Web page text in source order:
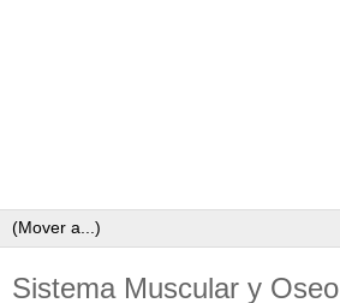
Sistema Muscular y Oseo